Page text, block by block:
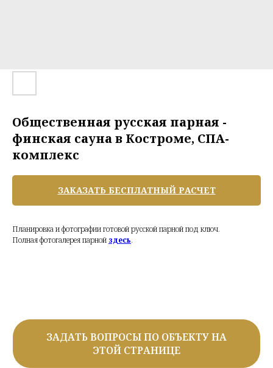
Общественная русская парная -
финская сауна в Костроме, СПА-
комплекс
ЗАКАЗАТЬ БЕСПЛАТНЫЙ РАСЧЕТ
Планировка и фотографии готовой русской парной под ключ.
Полная фотогалерея парной здесь.
ЗАДАТЬ ВОПРОСЫ ПО ОБЪЕКТУ НА
ЭТОЙ СТРАНИЦЕ